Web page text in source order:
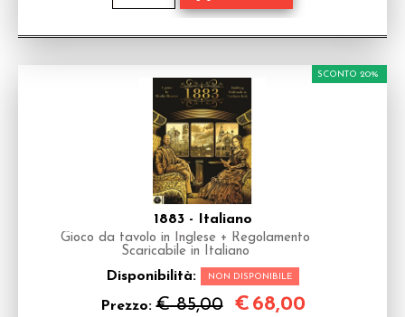
1883 - Italiano
Gioco da tavolo in Inglese + Regolamento
Scaricabile in Italiano
Disponibilità: NON DISPONIBILE
Prezzo:€ 85,00
SCONTO 20%
€ 68,00